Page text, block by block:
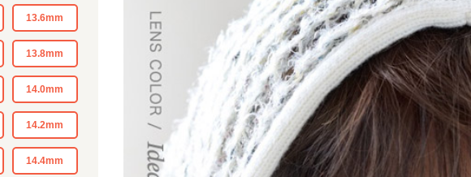
13.6mm
13.8mm
14.0mm
14.2mm
14.4mm